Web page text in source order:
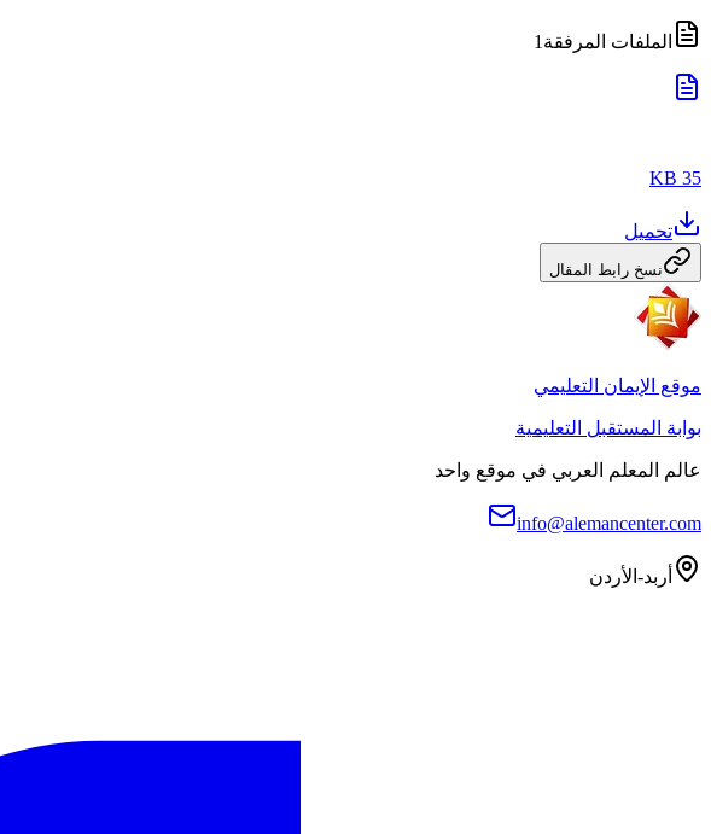
الملفات المرفقة 1
35 KB
تحميل
نسخ رابط المقال
موقع الإيمان التعليمي
بوابة المستقبل التعليمية
عالم المعلم العربي في موقع واحد
info@alemancenter.com
أربد-الأردن